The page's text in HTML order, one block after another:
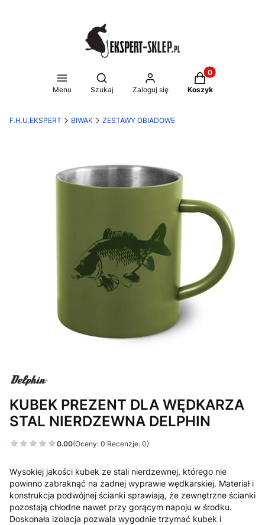
Menu
Otwórz wyszukiwarkę
Szukaj Zaloguj się
Produkty w
Koszyk
F.H.U.EKSPERT BIWAK ZESTAWY OBIADOWE
KUBEK PREZENT DLA WĘDKARZA
STAL NIERDZEWNA DELPHIN
0.00(Oceny: 0 Recenzje: 0)
Wysokiej jakości kubek ze stali nierdzewnej, którego nie
powinno zabraknąć na żadnej wyprawie wędkarskiej. Materiał i
konstrukcja podwójnej ścianki sprawiają, że zewnętrzne ścianki
pozostają chłodne nawet przy gorącym napoju w środku.
Doskonała izolacja pozwala wygodnie trzymać kubek i